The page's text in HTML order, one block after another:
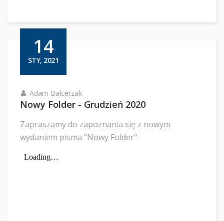
14
STY, 2021
Adam Balcerzak
Nowy Folder - Grudzień 2020
Zapraszamy do zapoznania się z nowym
wydaniem pisma "Nowy Folder"